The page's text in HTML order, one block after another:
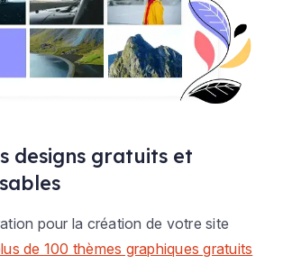
designs gratuits et
pour la création de votre site
de 100 thèmes graphiques gratuits